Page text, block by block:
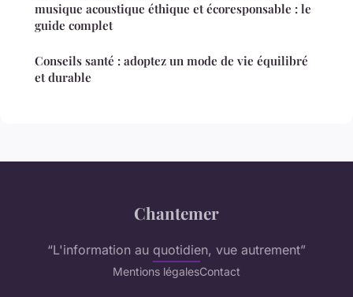
musique acoustique éthique et écoresponsable : le
guide complet
Conseils santé : adoptez un mode de vie équilibré
et durable
Chantemer
“L'information au quotidien, vue autrement”
Mentions légalesContact